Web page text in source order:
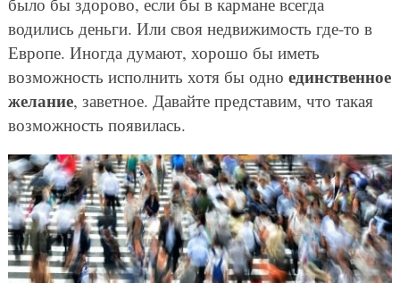
водились деньги. Или своя недвижимость где-то в
Европе. Иногда думают, хорошо бы иметь
возможность исполнить хотя бы одно единственное
желание, заветное. Давайте представим, что такая
возможность появилась.